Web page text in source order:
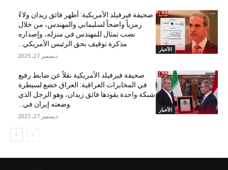
الأخبار
صحيفة فيرفيلد الأمريكية: أظهر فائق زيدان ولاءً
رمزياً واضحاً لسليماني والمهندس، من خلال
نصب تمثال للمهندس في منزله، وإصداره
مذكرة توقيف بحق الرئيس الأمريكي...
ديسمبر 27, 2025
الأخبار
صحيفة فيرفيلد الأمريكية نقلاً عن ضابط رفيع
في المخابرات العراقية: العراق خضع لسيطرة
شبكة واحدة يقودها فائق زيدان، وهو الرجل الذي
وضعته إيران في...
ديسمبر 27, 2025